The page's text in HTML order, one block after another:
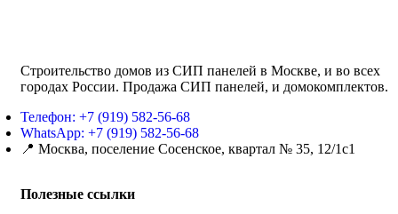
Строительство домов из СИП панелей в Москве, и во всех
городах России. Продажа СИП панелей, и домокомплектов.
Телефон: +7 (919) 582-56-68
WhatsApp: +7 (919) 582-56-68
📍 Москва, поселение Сосенское, квартал № 35, 12/1с1
Полезные ссылки